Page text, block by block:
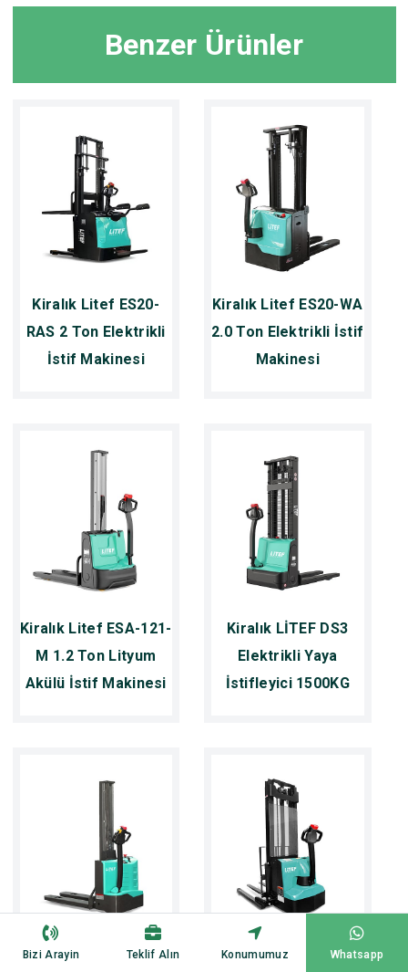
Benzer Ürünler
Kiralık Litef ES20-
RAS 2 Ton Elektrikli
İstif Makinesi
Kiralık Litef ES20-WA
2.0 Ton Elektrikli İstif
Makinesi
Kiralık Litef ESA-121-
M 1.2 Ton Lityum
Akülü İstif Makinesi
Kiralık LİTEF DS3
Elektrikli Yaya
İstifleyici 1500KG
Kiralık Litef ES12-
Kiralık Litef ES12-
Bizi Arayin Teklif Alın Konumumuz Whatsapp